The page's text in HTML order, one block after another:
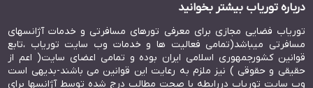
درباره توریاب بیشتر بخوانید
توریاب فضایی مجازی برای معرفی تورهای مسافرتی و خدمات آژانسهای
مسافرتی میباشد(تمامی فعالیت ها و خدمات وب سایت توریاب ،تابع
قوانین کشورجمهوری اسلامی ایران بوده و تمامی اعضای سایت( اعم از
حقیقی و حقوقی ) نیز ملزم به رعایت این قوانین می باشند-بدیهی است
وب سایت توریاب دررابطه با صحت مطالب درج شده توسط آژانسها برای